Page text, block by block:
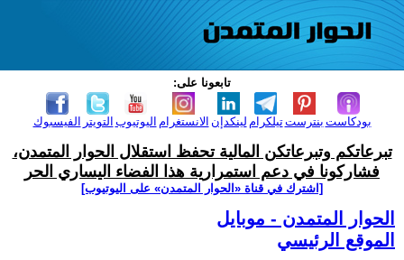
تابعونا على:
الفيسبوك التويتر اليوتيوب الانستغرام لينكدإن تيلكرامبنترست بودكاست
تبرعاتكم وتبرعاتكن المالية تحفظ استقلال الحوار المتمدن،
فشاركونا في دعم استمرارية هذا الفضاء اليساري الحر
[اشترك في قناة ‫«الحوار المتمدن» على اليوتيوب]
الحوار المتمدن - موبايل
الموقع الرئيسي